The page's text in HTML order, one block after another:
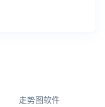
走势图软件